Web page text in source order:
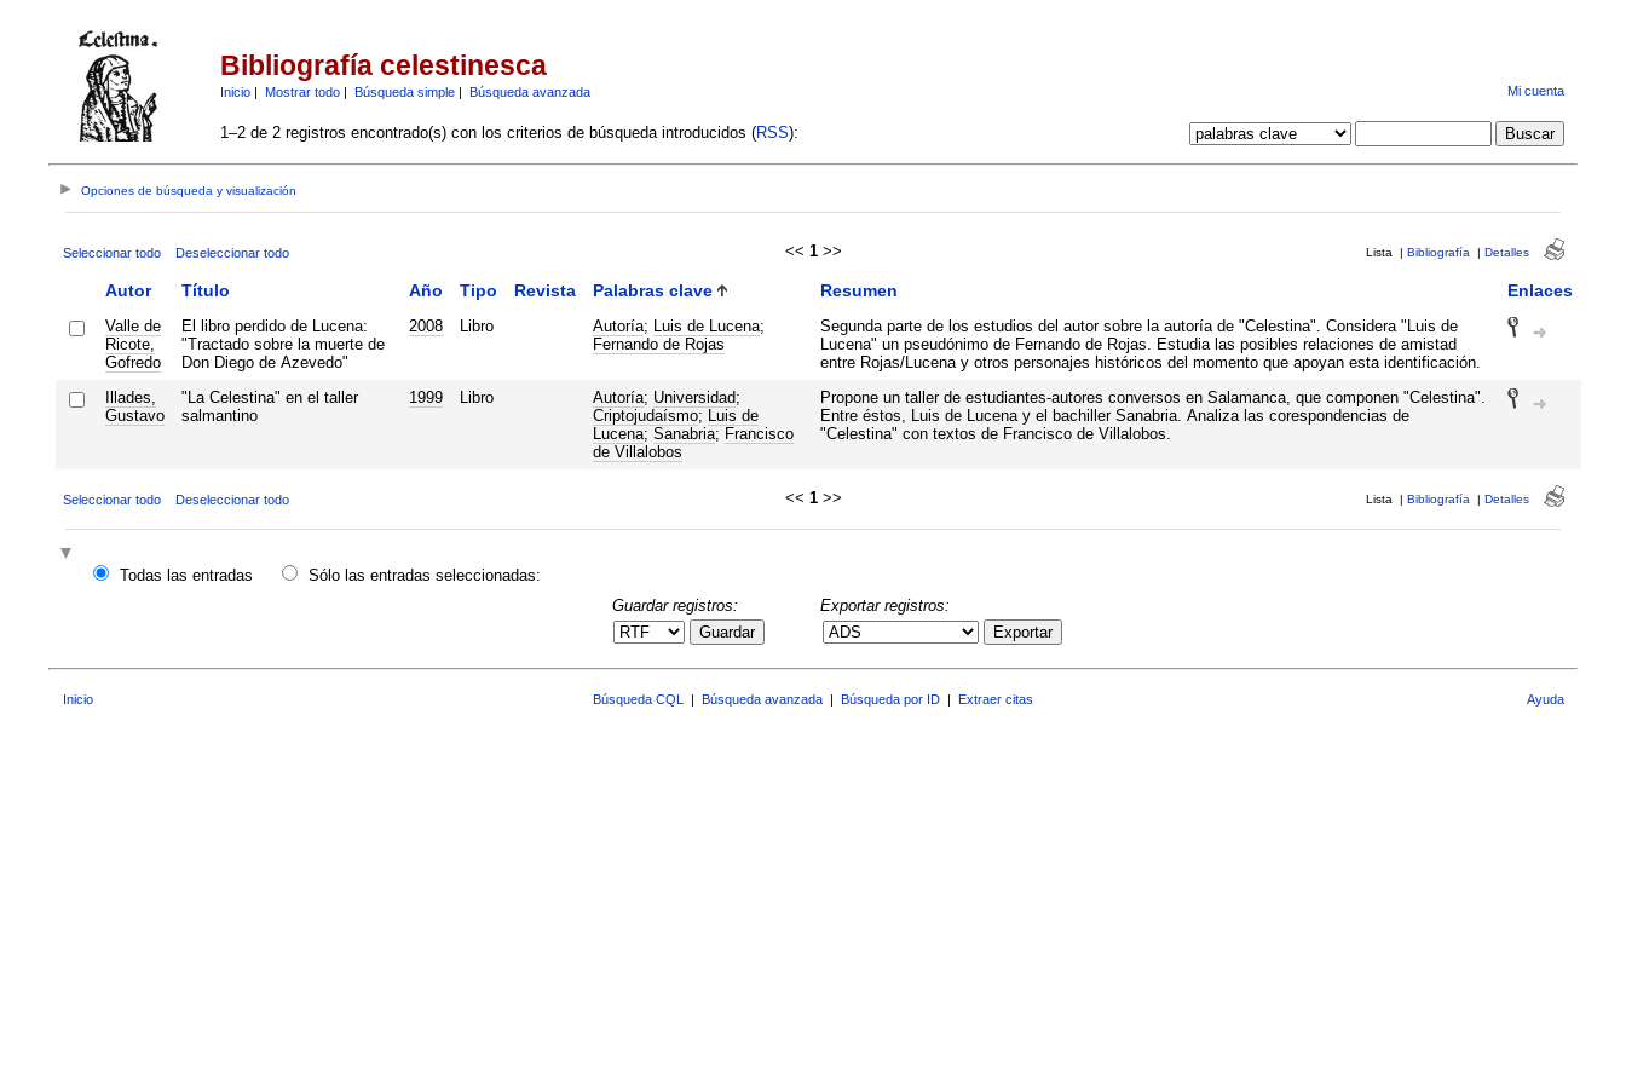
Bibliografía celestinesca
Inicio| Mostrar todo| Búsqueda simple| Búsqueda avanzada Mi cuenta
1–2 de 2 registros encontrado(s) con los criterios de búsqueda introducidos (RSS):
Opciones de búsqueda y visualización
Seleccionar todo Deseleccionar todo << 1 >> Lista | Bibliografía | Detalles
Autor Título Año Tipo Revista Palabras clave Resumen Enlaces
Valle de
Ricote,
Gofredo
El libro perdido de Lucena:
"Tractado sobre la muerte de
Don Diego de Azevedo"
2008 Libro Autoría; Luis de Lucena;
Fernando de Rojas
Segunda parte de los estudios del autor sobre la autoría de "Celestina". Considera "Luis de
Lucena" un pseudónimo de Fernando de Rojas. Estudia las posibles relaciones de amistad
entre Rojas/Lucena y otros personajes históricos del momento que apoyan esta identificación.
Illades,
Gustavo
"La Celestina" en el taller
salmantino
1999 Libro Autoría; Universidad;
Criptojudaísmo;
Luis de
Lucena; Sanabria; Francisco
de Villalobos
Propone un taller de estudiantes-autores conversos en Salamanca, que componen "Celestina".
Entre éstos, Luis de Lucena y el bachiller Sanabria. Analiza las corespondencias de
"Celestina" con textos de Francisco de Villalobos.
Seleccionar todo Deseleccionar todo << 1 >> Lista | Bibliografía | Detalles
Todas las entradas
Sólo las entradas seleccionadas:
Guardar registros:
Guardar
Exportar registros:
Exportar
Inicio Búsqueda CQL Búsqueda avanzada Búsqueda por ID Extraer citas Ayuda